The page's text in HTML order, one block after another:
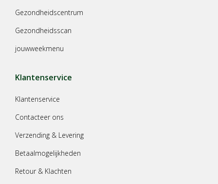
Gezondheidscentrum
Gezondheidsscan
jouwweekmenu
Klantenservice
Klantenservice
Contacteer ons
Verzending & Levering
Betaalmogelijkheden
Retour & Klachten